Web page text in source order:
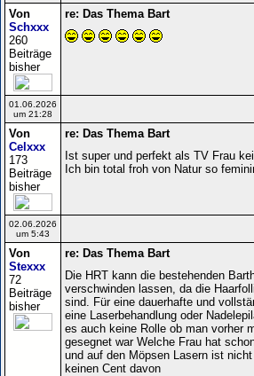
Von
Schxxx
260
Beiträge
bisher
re: Das Thema Bart
01.06.2026
um 21:28
Von
Celxxx
173
Beiträge
bisher
re: Das Thema Bart
Ist super und perfekt als TV Frau
Ich bin total froh von Natur so
02.06.2026
um 5:43
Von
Stexxx
72
Beiträge
bisher
re: Das Thema Bart
Die HRT kann die bestehenden
verschwinden lassen, da die
sind. Für eine dauerhafte und
eine Laserbehandlung oder
es auch keine Rolle ob man vorher
gesegnet war Welche Frau hat
und auf den Möpsen Lasern ist
keinen Cent davon